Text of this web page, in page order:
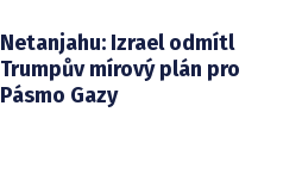
Netanjahu: Izrael odmítl
Trumpův mírový plán pro
Pásmo Gazy